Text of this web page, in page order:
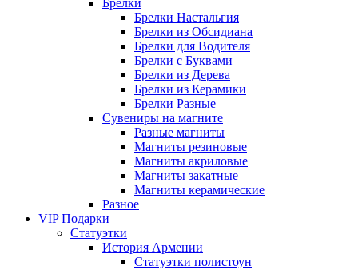
Брелки
Брелки Настальгия
Брелки из Обсидиана
Брелки для Водителя
Брелки с Буквами
Брелки из Дерева
Брелки из Керамики
Брелки Разные
Сувениры на магните
Разные магниты
Магниты резиновые
Магниты акриловые
Магниты закатные
Магниты керамические
Разное
VIP Подарки
Статуэтки
История Армении
Статуэтки полистоун